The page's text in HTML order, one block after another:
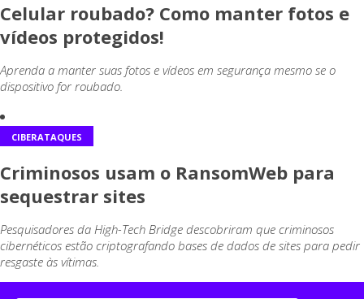
Celular roubado? Como manter fotos e
vídeos protegidos!
Aprenda a manter suas fotos e vídeos em segurança mesmo se o
dispositivo for roubado.
CIBERATAQUES
Criminosos usam o RansomWeb para
sequestrar sites
Pesquisadores da High-Tech Bridge descobriram que criminosos
cibernéticos estão criptografando bases de dados de sites para pedir
resgaste às vítimas.